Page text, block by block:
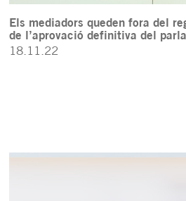
Els mediadors queden fora del
de l’aprovació definitiva del
18.11.22